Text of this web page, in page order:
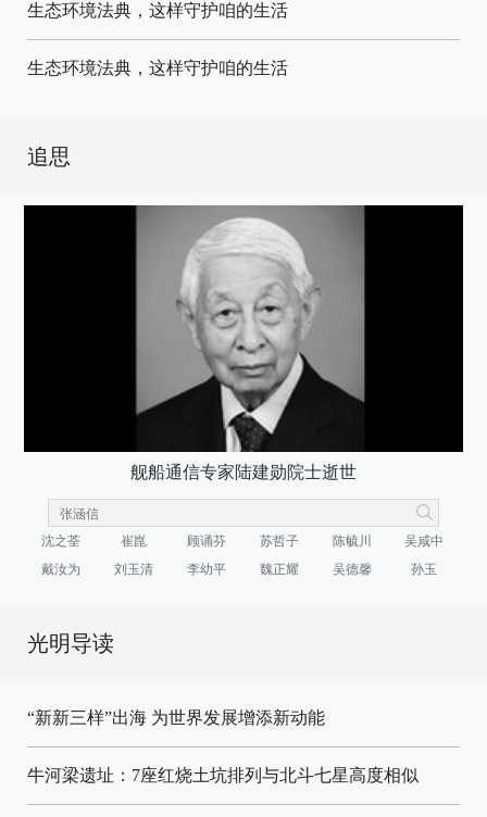
生态环境法典，这样守护咱的生活
生态环境法典，这样守护咱的生活
追思
舰船通信专家陆建勋院士逝世
沈之荃 崔崑 顾诵芬 苏哲子 陈毓川
吴咸中
戴汝为
刘玉清 李幼平 魏正耀 吴德馨 孙玉
光明导读
“新新三样”出海 为世界发展增添新动能
牛河梁遗址：7座红烧土坑排列与北斗七星高度相似